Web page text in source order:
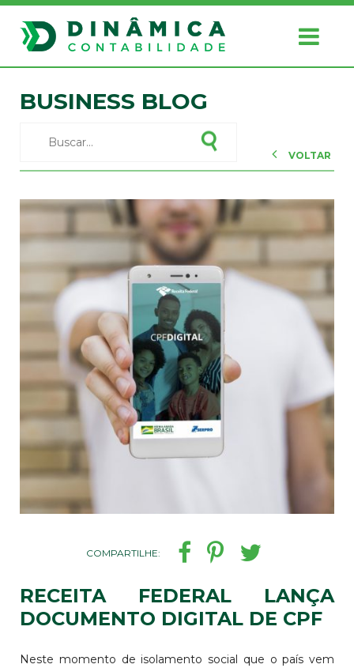
BUSINESS BLOG
VOLTAR
COMPARTILHE:
RECEITA FEDERAL LANÇA
DOCUMENTO DIGITAL DE CPF
Neste momento de isolamento social que o país vem